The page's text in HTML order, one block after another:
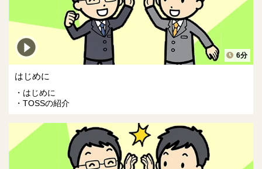
6分
はじめに
はじめに
TOSSの紹介